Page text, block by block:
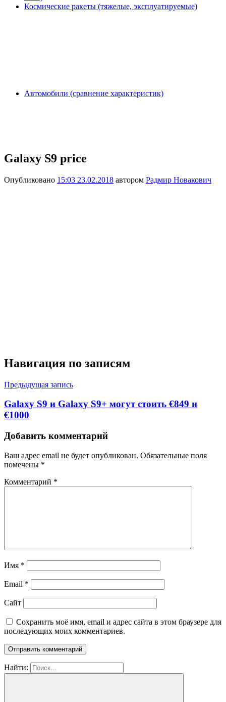
Космические ракеты (тяжелые, эксплуатируемые)
Автомобили (сравнение характеристик)
Galaxy S9 price
Опубликовано 15:03 23.02.2018 автором Радмир Новакович
Навигация по записям
Предыдущая запись
Galaxy S9 и Galaxy S9+ могут стоить €849 и
€1000
Добавить комментарий
Ваш адрес email не будет опубликован. Обязательные поля
помечены *
Комментарий *
Имя *
Email *
Сайт
Сохранить моё имя, email и адрес сайта в этом браузере для
последующих моих комментариев.
Найти: